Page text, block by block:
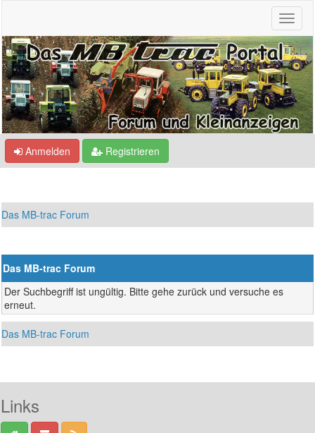
Anmelden Registrieren
Das MB-trac Forum
Das MB-trac Forum
Der Suchbegriff ist ungültig. Bitte gehe zurück und versuche es
erneut.
Das MB-trac Forum
Links